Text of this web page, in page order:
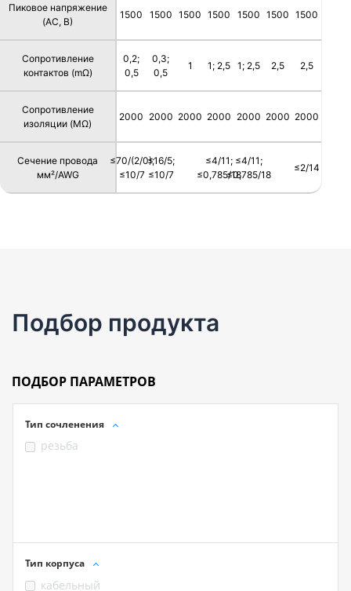
Пиковое напряжение
(AC, В)
Сопротивление
контактов (mΩ)
Сопротивление
изоляции (MΩ)
Сечение провода
мм²/AWG
1500
0,2;
0,5
2000
≤70/(2/0);
≤10/7
1500
0,3;
0,5
2000
≤16/5;
≤10/7
1500
1
2000
1500
1; 2,5
2000
≤4/11;
≤0,785/18
1500
1; 2,5
2000
≤4/11;
≤0,785/18
1500
2,5
2000
1500
2,5
2000
≤2/14
Подбор продукта
ПОДБОР ПАРАМЕТРОВ
Тип сочленения
резьба
Тип корпуса
кабельный